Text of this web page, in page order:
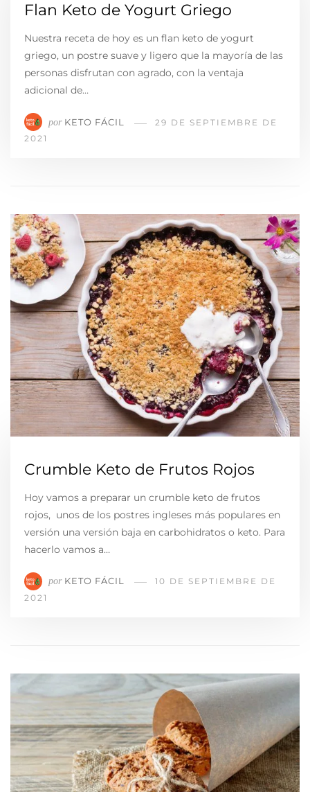
Flan Keto de Yogurt Griego
Nuestra receta de hoy es un flan keto de yogurt
griego, un postre suave y ligero que la mayoría de las
personas disfrutan con agrado, con la ventaja
adicional de…
por KETO FÁCIL
29 DE SEPTIEMBRE DE
2021
Crumble Keto de Frutos Rojos
Hoy vamos a preparar un crumble keto de frutos
rojos, unos de los postres ingleses más populares en
versión una versión baja en carbohidratos o keto. Para
hacerlo vamos a…
por KETO FÁCIL
10 DE SEPTIEMBRE DE
2021